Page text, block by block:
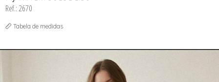
Ref.: 2670
Tabela de medidas